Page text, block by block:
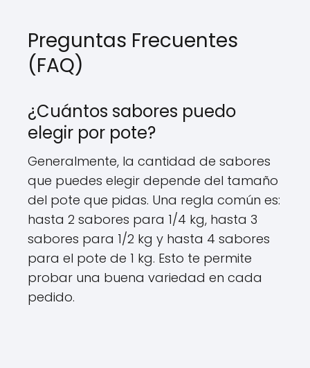
Preguntas Frecuentes
(FAQ)
¿Cuántos sabores puedo
elegir por pote?
Generalmente, la cantidad de sabores
que puedes elegir depende del tamaño
del pote que pidas. Una regla común es:
hasta 2 sabores para 1/4 kg, hasta 3
sabores para 1/2 kg y hasta 4 sabores
para el pote de 1 kg. Esto te permite
probar una buena variedad en cada
pedido.